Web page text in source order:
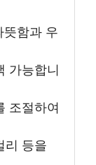
함과 우
가능합니
조절하여
리 등을